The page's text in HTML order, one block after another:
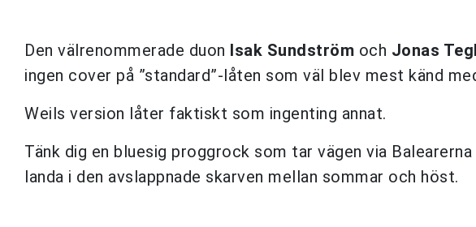
Den välrenommerade duon Isak Sundström och Jonas
ingen cover på ”standard”-låten som väl blev mest känd
Weils version låter faktiskt som ingenting annat.
Tänk dig en bluesig proggrock som tar vägen via
landa i den avslappnade skarven mellan sommar och höst.